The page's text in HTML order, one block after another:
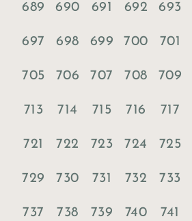
689 690 691 692 693
697 698 699 700 701
705 706 707 708 709
713 714 715 716 717
721 722 723 724 725
729 730 731 732 733
737 738 739 740 741